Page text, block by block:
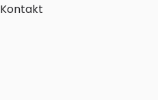
Kontakt